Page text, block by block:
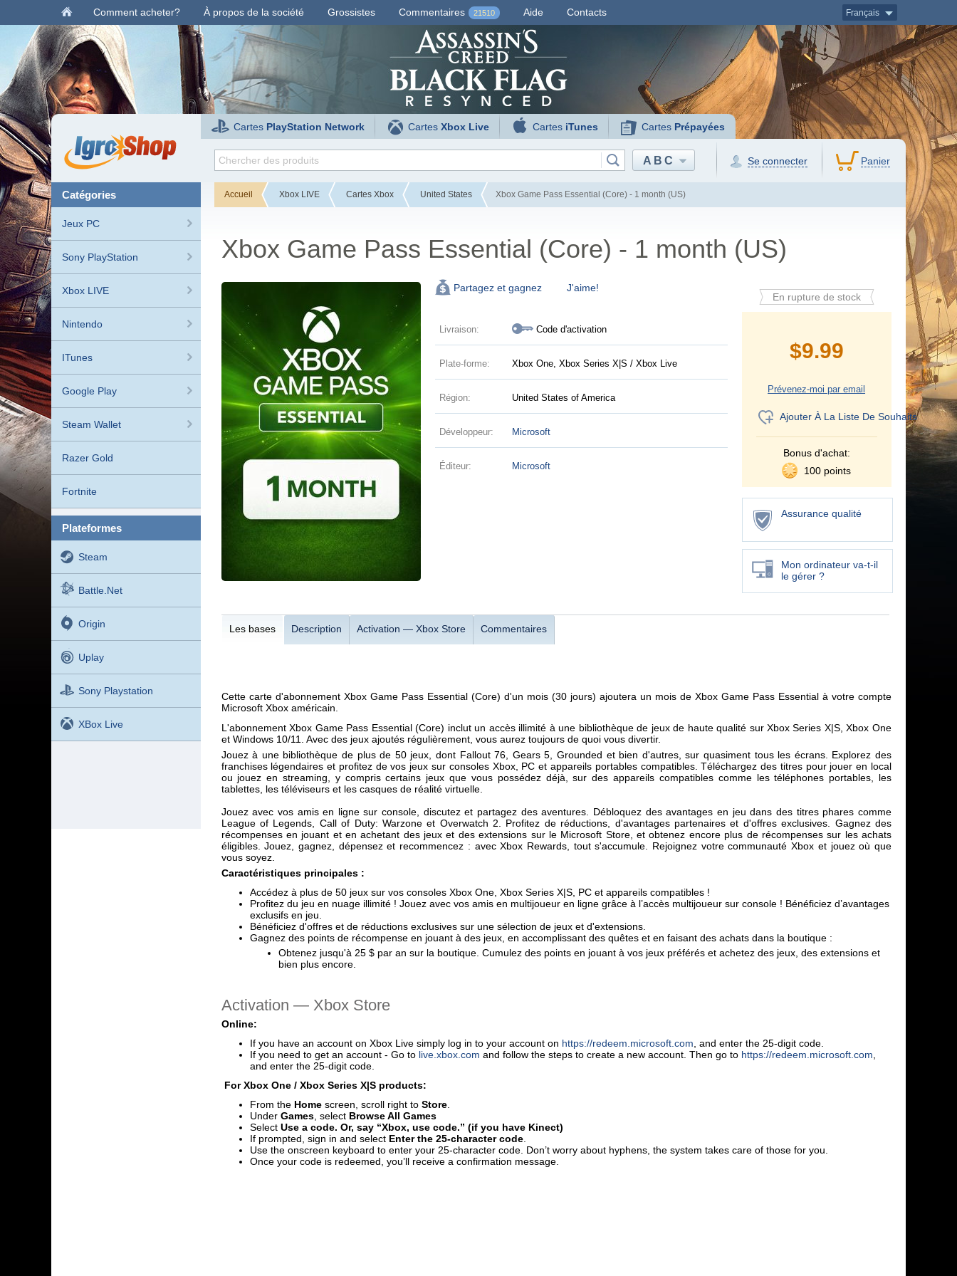
Comment acheter? À propos de la société Grossistes Commentaires 21510 Aide Contacts Français
Cartes PlayStation Network CartesXbox Live Cartes iTunes Cartes Prépayées
ABC Se connecter Panier
catégories
Jeux PC
Sony PlayStation
Xbox LIVE
Nintendo
ITunes
Google Play
Steam Wallet
Razer Gold
Fortnite
plateformes
Steam
Battle.net
Origin
Uplay
Sony Playstation
XBox Live
Accueil Xbox LIVE Cartes Xbox United States Xbox Game Pass Essential (Core) - 1 month (US)
Xbox Game Pass Essential (Core) - 1 month (US)
J'aime!
Partagez et gagnez
Livraison: Code d'activation
Plate-forme: Xbox One, Xbox Series X|S / Xbox Live
Région: United States of America
Développeur: Microsoft
Éditeur: Microsoft
En rupture de stock
$9.99
Prévenez-moi par email
Ajouter À La Liste De Souhaits
Bonus d'achat:
100 points
Assurance qualité
Mon ordinateur va-t-il
le gérer ?
Les bases Description Activation — Хbox Store Commentaires
Cette carte d'abonnement Xbox Game Pass Essential (Core) d'un mois (30 jours) ajoutera un mois de Xbox Game Pass Essential à votre compte
Microsoft Xbox américain.
L'abonnement Xbox Game Pass Essential (Core) inclut un accès illimité à une bibliothèque de jeux de haute qualité sur Xbox Series X|S, Xbox One
et Windows 10/11. Avec des jeux ajoutés régulièrement, vous aurez toujours de quoi vous divertir.
Jouez à une bibliothèque de plus de 50 jeux, dont Fallout 76, Gears 5, Grounded et bien d'autres, sur quasiment tous les écrans. Explorez des
franchises légendaires et profitez de vos jeux sur consoles Xbox, PC et appareils portables compatibles. Téléchargez des titres pour jouer en local
ou jouez en streaming, y compris certains jeux que vous possédez déjà, sur des appareils compatibles comme les téléphones portables, les
tablettes, les téléviseurs et les casques de réalité virtuelle.
Jouez avec vos amis en ligne sur console, discutez et partagez des aventures. Débloquez des avantages en jeu dans des titres phares comme
League of Legends, Call of Duty: Warzone et Overwatch 2. Profitez de réductions, d'avantages partenaires et d'offres exclusives. Gagnez des
récompenses en jouant et en achetant des jeux et des extensions sur le Microsoft Store, et obtenez encore plus de récompenses sur les achats
éligibles. Jouez, gagnez, dépensez et recommencez : avec Xbox Rewards, tout s'accumule. Rejoignez votre communauté Xbox et jouez où que
vous soyez.
Caractéristiques principales :
Accédez à plus de 50 jeux sur vos consoles Xbox One, Xbox Series X|S, PC et appareils compatibles !
Profitez du jeu en nuage illimité ! Jouez avec vos amis en multijoueur en ligne grâce à l’accès multijoueur sur console ! Bénéficiez d’avantages
exclusifs en jeu.
Bénéficiez d'offres et de réductions exclusives sur une sélection de jeux et d'extensions.
Gagnez des points de récompense en jouant à des jeux, en accomplissant des quêtes et en faisant des achats dans la boutique :
Obtenez jusqu'à 25 $ par an sur la boutique. Cumulez des points en jouant à vos jeux préférés et achetez des jeux, des extensions et
bien plus encore.
Activation — Хbox Store
Online:
If you have an account on Xbox Live simply log in to your account on https://redeem.microsoft.com , and enter the 25-digit code.
If you need to get an account - Go to live.xbox.com and follow the steps to create a new account. Then go to https://redeem.microsoft.com
and enter the 25-digit code.
For Xbox One / Xbox Series X|S products:
From the Homescreen, scroll right toStore.
Under Games, select Browse All Games
SelectUse a code. Or, say “Xbox, use code.” (if you have Kinect)
If prompted, sign in and select Enter the 25-character code.
Use the onscreen keyboard to enter your 25-character code. Don’t worry about hyphens, the system takes care of those for you.
Once your code is redeemed, you’ll receive a confirmation message.